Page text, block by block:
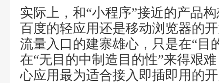
实际上，和“小程序”接近的产品
百度的轻应用还是移动浏览器的
流量入口的建寨雄心，只是在“目
在“无目的中制造目的性”来得艰
心应用最为适合接入即插即用的